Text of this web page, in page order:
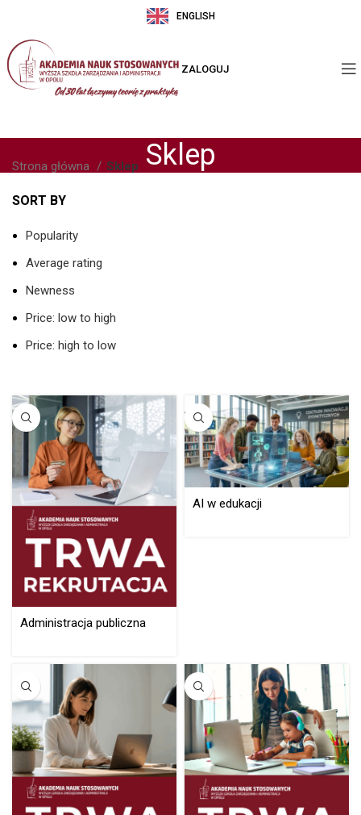
ENGLISH
ZALOGUJ
Sklep
Strona główna Sklep
SORT BY
Popularity
Average rating
Newness
Price: low to high
Price: high to low
Administracja publiczna
AI w edukacji